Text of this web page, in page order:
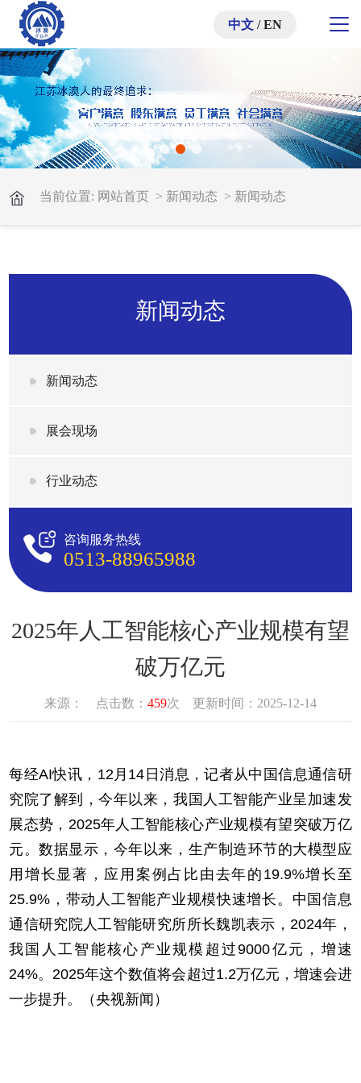
中文 /EN
当前位置: 网站首页 > 新闻动态 > 新闻动态
新闻动态
新闻动态
展会现场
行业动态
咨询服务热线
0513-88965988
2025年人工智能核心产业规模有望
破万亿元
来源： 点击数： 459次 更新时间：2025-12-14
每经AI快讯，12月14日消息，记者从中国信息通信研
究院了解到，今年以来，我国人工智能产业呈加速发
展态势，2025年人工智能核心产业规模有望突破万亿
元。数据显示，今年以来，生产制造环节的大模型应
用增长显著，应用案例占比由去年的19.9%增长至
25.9%，带动人工智能产业规模快速增长。中国信息
通信研究院人工智能研究所所长魏凯表示，2024年，
我国人工智能核心产业规模超过9000亿元，增速
24%。2025年这个数值将会超过1.2万亿元，增速会进
一步提升。（央视新闻）